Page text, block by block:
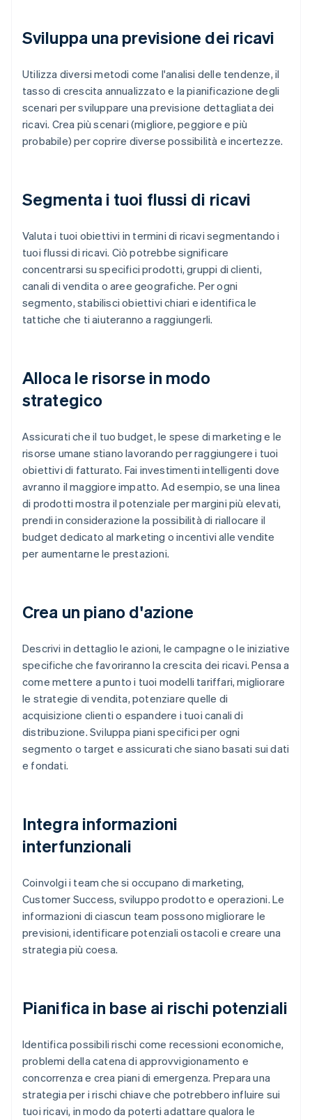
Sviluppa una previsione dei ricavi
Utilizza diversi metodi come l'analisi delle tendenze, il
tasso di crescita annualizzato e la pianificazione degli
scenari per sviluppare una previsione dettagliata dei
ricavi. Crea più scenari (migliore, peggiore e più
probabile) per coprire diverse possibilità e incertezze.
Segmenta i tuoi flussi di ricavi
Valuta i tuoi obiettivi in termini di ricavi segmentando i
tuoi flussi di ricavi. Ciò potrebbe significare
concentrarsi su specifici prodotti, gruppi di clienti,
canali di vendita o aree geografiche. Per ogni
segmento, stabilisci obiettivi chiari e identifica le
tattiche che ti aiuteranno a raggiungerli.
Alloca le risorse in modo
strategico
Assicurati che il tuo budget, le spese di marketing e le
risorse umane stiano lavorando per raggiungere i tuoi
obiettivi di fatturato. Fai investimenti intelligenti dove
avranno il maggiore impatto. Ad esempio, se una linea
di prodotti mostra il potenziale per margini più elevati,
prendi in considerazione la possibilità di riallocare il
budget dedicato al marketing o incentivi alle vendite
per aumentarne le prestazioni.
Crea un piano d'azione
Descrivi in dettaglio le azioni, le campagne o le iniziative
specifiche che favoriranno la crescita dei ricavi. Pensa a
come mettere a punto i tuoi modelli tariffari, migliorare
le strategie di vendita, potenziare quelle di
acquisizione clienti o espandere i tuoi canali di
distribuzione. Sviluppa piani specifici per ogni
segmento o target e assicurati che siano basati sui dati
e fondati.
Integra informazioni
interfunzionali
Coinvolgi i team che si occupano di marketing,
Customer Success, sviluppo prodotto e operazioni. Le
informazioni di ciascun team possono migliorare le
previsioni, identificare potenziali ostacoli e creare una
strategia più coesa.
Pianifica in base ai rischi potenziali
Identifica possibili rischi come recessioni economiche,
problemi della catena di approvvigionamento e
concorrenza e crea piani di emergenza. Prepara una
strategia per i rischi chiave che potrebbero influire sui
tuoi ricavi, in modo da poterti adattare qualora le